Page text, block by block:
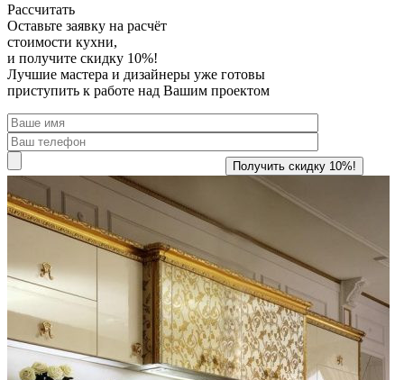
Рассчитать
Оставьте заявку на расчёт
стоимости кухни,
и получите скидку 10%!
Лучшие мастера и дизайнеры уже готовы
приступить к работе над Вашим проектом